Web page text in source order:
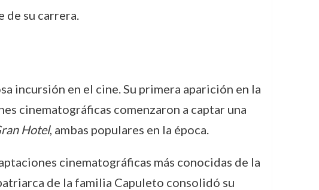
de su carrera.
incursión en el cine. Su primera aparición en la
cinematográficas comenzaron a captar una
Hotel, ambas populares en la época.
cinematográficas más conocidas de la
de la familia Capuleto consolidó su